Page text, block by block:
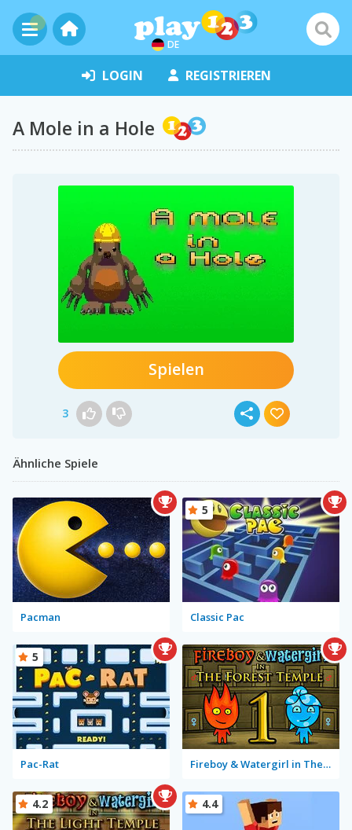
DE
LOGIN REGISTRIEREN
A Mole in a Hole
Spielen
3
Ähnliche Spiele
Pacman Classic Pac
5
Pac-Rat
5
Fireboy & Watergirl in The Forest Temple
4.2 4.4